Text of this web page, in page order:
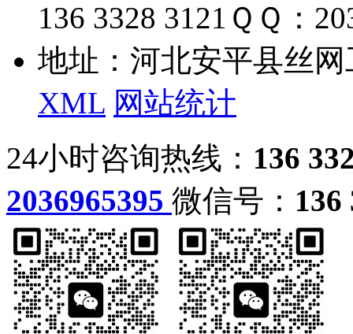
136 3328 3121 ＱＱ：
地址：河北安平县丝
XML 网站统计
24小时咨询热线： 136
2036965395 微信号： 136